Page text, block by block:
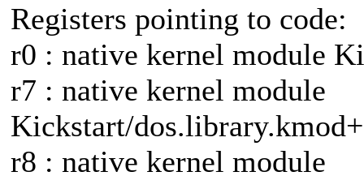
Registers pointing to code:
r0 : native kernel module
r7 : native kernel module
Kickstart/
r8 : native kernel module